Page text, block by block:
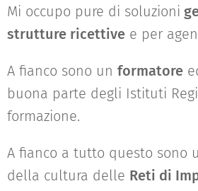
Mi occupo pure di soluzioni
strutture ricettive e per
A fianco sono un formatore
buona parte degli Istituti
formazione.
A fianco a tutto questo sono
della cultura delle Reti di